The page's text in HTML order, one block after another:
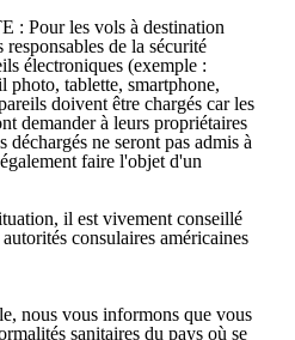
: Pour les vols à destination
de la sécurité
électroniques (exemple :
photo, tablette, smartphone,
doivent être chargés car les
demander à leurs propriétaires
déchargés ne seront pas admis à
faire l'objet d'un
il est vivement conseillé
consulaires américaines
nous vous informons que vous
sanitaires du pays où se